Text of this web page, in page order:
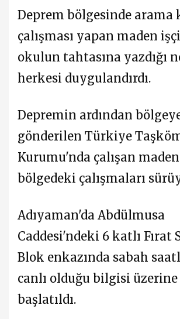
Deprem bölgesinde
çalışması yapan maden
okulun tahtasına yazdığı
herkesi duygulandırdı.
Depremin ardından
gönderilen Türkiye
Kurumu'nda çalışan
bölgedeki çalışmaları
Adıyaman'da Abdülmusa
Caddesi'ndeki 6 katlı Fırat
Blok enkazında sabah
canlı olduğu bilgisi üzerine
başlatıldı.